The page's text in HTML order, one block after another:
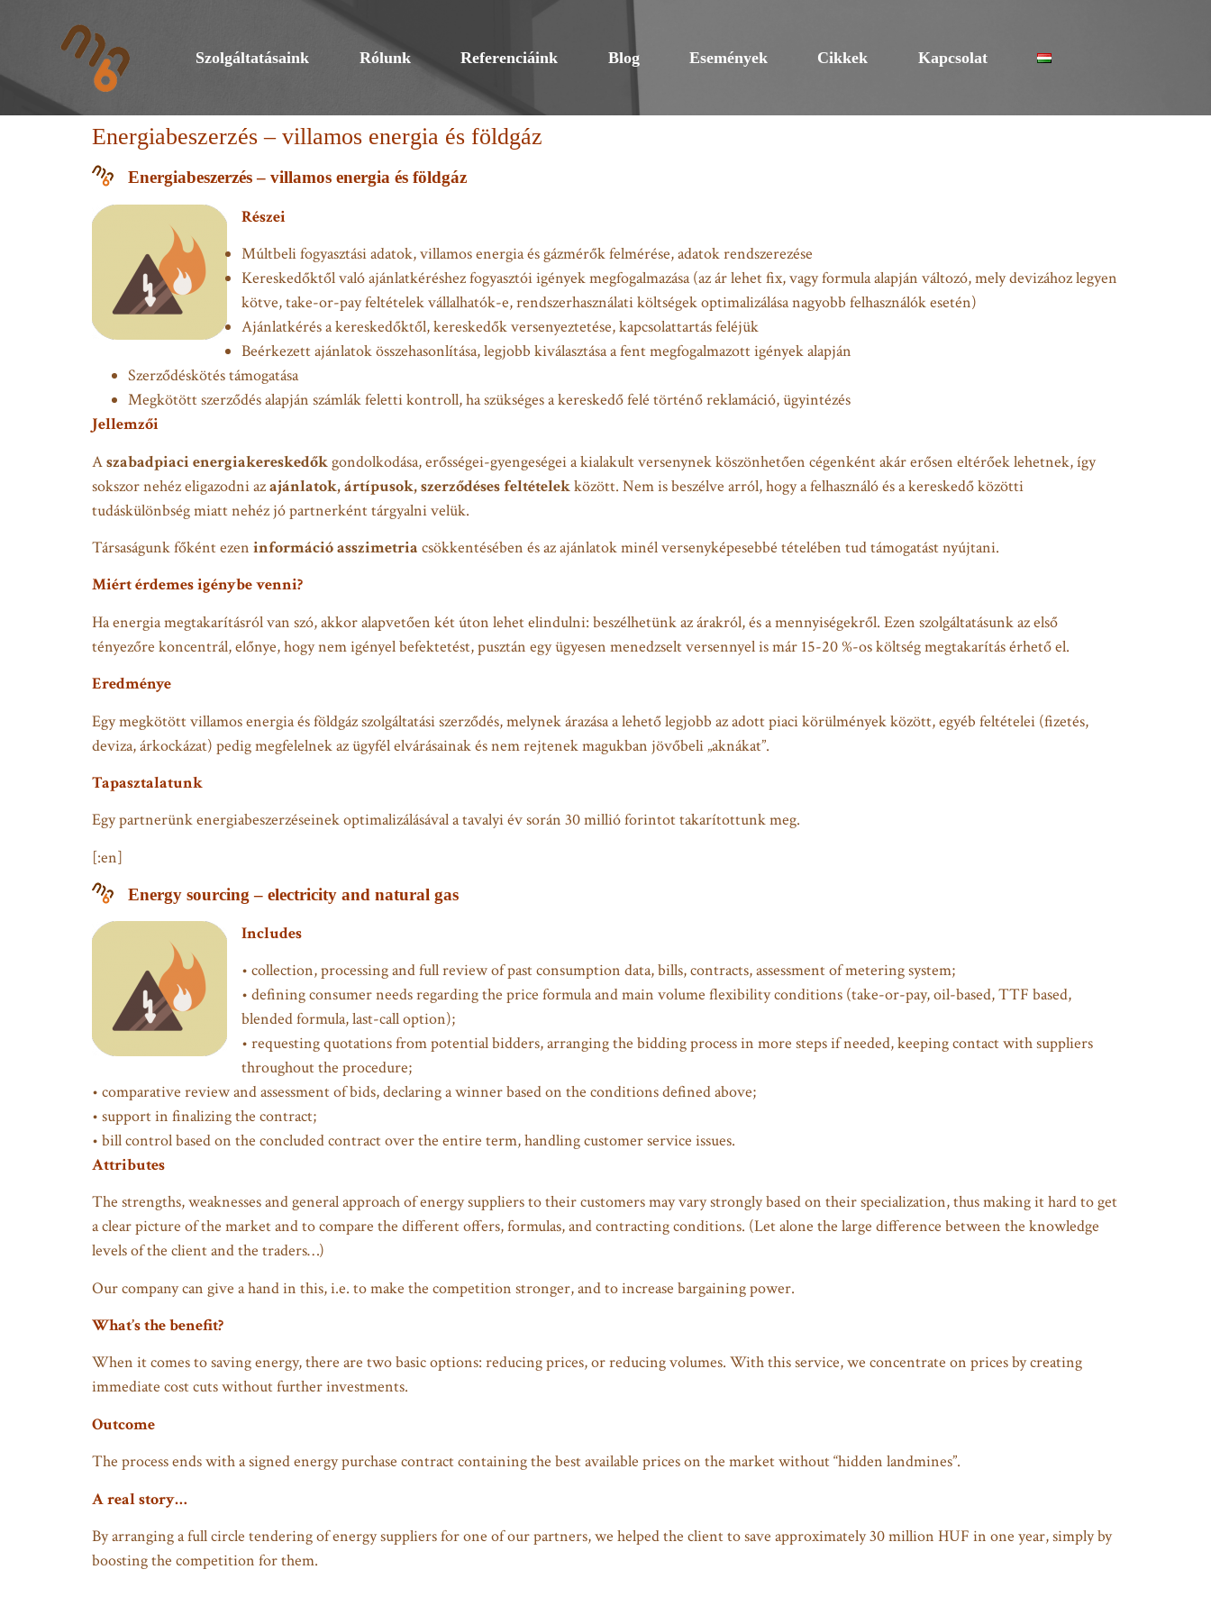
Szolgáltatásaink Rólunk Referenciáink Blog Események Cikkek Kapcsolat
Energiabeszerzés – villamos energia és földgáz
Energiabeszerzés – villamos energia és földgáz
Részei
Múltbeli fogyasztási adatok, villamos energia és gázmérők felmérése, adatok rendszerezése
Kereskedőktől való ajánlatkéréshez fogyasztói igények megfogalmazása (az ár lehet fix, vagy formula alapján változó, mely devizához legyen
kötve, take-or-pay feltételek vállalhatók-e, rendszerhasználati költségek optimalizálása nagyobb felhasználók esetén)
Ajánlatkérés a kereskedőktől, kereskedők versenyeztetése, kapcsolattartás feléjük
Beérkezett ajánlatok összehasonlítása, legjobb kiválasztása a fent megfogalmazott igények alapján
Szerződéskötés támogatása
Megkötött szerződés alapján számlák feletti kontroll, ha szükséges a kereskedő felé történő reklamáció, ügyintézés
Jellemzői
Aszabadpiaci energiakereskedőkgondolkodása, erősségei-gyengeségei a kialakult versenynek köszönhetően cégenként akár erősen eltérőek lehetnek, így
sokszor nehéz eligazodni azajánlatok, ártípusok, szerződéses feltételekközött. Nem is beszélve arról, hogy a felhasználó és a kereskedő közötti
tudáskülönbség miatt nehéz jó partnerként tárgyalni velük.
Társaságunk főként ezen információ asszimetria csökkentésében és az ajánlatok minél versenyképesebbé tételében tud támogatást nyújtani.
Miért érdemes igénybe venni?
Ha energia megtakarításról van szó, akkor alapvetően két úton lehet elindulni: beszélhetünk az árakról, és a mennyiségekről. Ezen szolgáltatásunk az első
tényezőre koncentrál, előnye, hogy nem igényel befektetést, pusztán egy ügyesen menedzselt versennyel is már 15-20 %-os költség megtakarítás érhető el.
Eredménye
Egy megkötött villamos energia és földgáz szolgáltatási szerződés, melynek árazása a lehető legjobb az adott piaci körülmények között, egyéb feltételei (fizetés,
deviza, árkockázat) pedig megfelelnek az ügyfél elvárásainak és nem rejtenek magukban jövőbeli „aknákat”.
Tapasztalatunk
Egy partnerünk energiabeszerzéseinek optimalizálásával a tavalyi év során 30 millió forintot takarítottunk meg.
[:en]
Energy sourcing – electricity and natural gas
Includes
• collection, processing and full review of past consumption data, bills, contracts, assessment of metering system;
• defining consumer needs regarding the price formula and main volume flexibility conditions (take-or-pay, oil-based, TTF based,
blended formula, last-call option);
• requesting quotations from potential bidders, arranging the bidding process in more steps if needed, keeping contact with suppliers
throughout the procedure;
• comparative review and assessment of bids, declaring a winner based on the conditions defined above;
• support in finalizing the contract;
• bill control based on the concluded contract over the entire term, handling customer service issues.
Attributes
The strengths, weaknesses and general approach of energy suppliers to their customers may vary strongly based on their specialization, thus making it hard to get
a clear picture of the market and to compare the different offers, formulas, and contracting conditions. (Let alone the large difference between the knowledge
levels of the client and the traders…)
Our company can give a hand in this, i.e. to make the competition stronger, and to increase bargaining power.
What’s the benefit?
When it comes to saving energy, there are two basic options: reducing prices, or reducing volumes. With this service, we concentrate on prices by creating
immediate cost cuts without further investments.
Outcome
The process ends with a signed energy purchase contract containing the best available prices on the market without “hidden landmines”.
A real story…
By arranging a full circle tendering of energy suppliers for one of our partners, we helped the client to save approximately 30 million HUF in one year, simply by
boosting the competition for them.